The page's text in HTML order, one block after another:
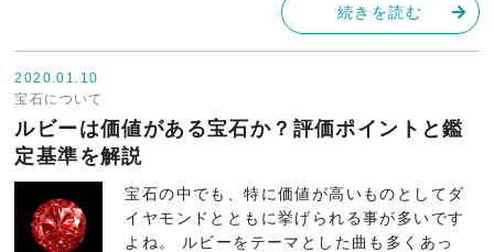
続きを読む
2020.01.10
宝石について
ルビーは価値がある宝石か？評価ポイントと鑑
定基準を解説
宝石の中でも、特に価値が高いものとしてダ
イヤモンドとともに挙げられる事が多いです
よね。 ルビーをテーマとした曲も多くあっ